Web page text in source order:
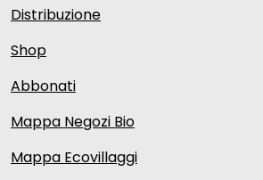
Distribuzione
Shop
Abbonati
Mappa Negozi Bio
Mappa Ecovillaggi